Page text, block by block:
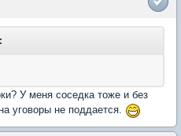
У меня соседка тоже и без
уговоры не поддается.